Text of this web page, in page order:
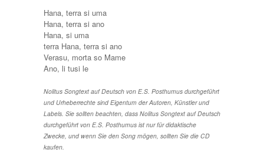
Hana, terra si uma
Hana, terra si ano
Hana, si uma
terra Hana, terra si ano
Verasu, morta so Mame
Ano, li tusi le
Nolitus Songtext auf Deutsch von E.S. Posthumus durchgeführt
und Urheberrechte sind Eigentum der Autoren, Künstler und
Labels. Sie sollten beachten, dass Nolitus Songtext auf Deutsch
durchgeführt von E.S. Posthumus ist nur für didaktische
Zwecke, und wenn Sie den Song mögen, sollten Sie die CD
kaufen.